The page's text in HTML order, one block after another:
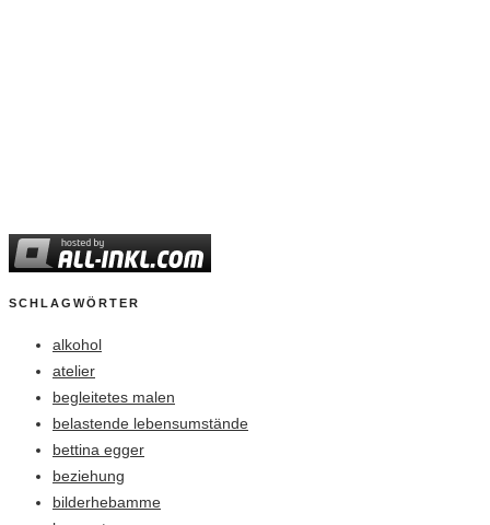
SCHLAGWÖRTER
alkohol
atelier
begleitetes malen
belastende lebensumstände
bettina egger
beziehung
bilderhebamme